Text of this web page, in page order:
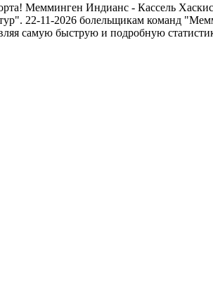
Мемминген Индианс - Кассель
22-11-2026 болельщикам команд
самую быструю и подробную